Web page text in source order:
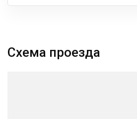
Схема проезда